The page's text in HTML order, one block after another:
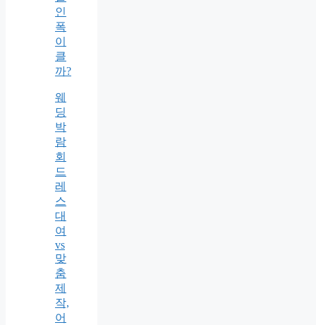
인
폭
이
클
까?
웨
딩
박
람
회
드
레
스
대
여
vs
맞
춤
제
작,
어